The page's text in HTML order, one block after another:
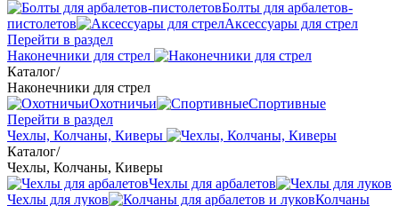
Болты для арбалетов-
пистолетов
Аксессуары для стрел
Перейти в раздел
Наконечники для стрел
Каталог/
Наконечники для стрел
Охотничьи
Спортивные
Перейти в раздел
Чехлы, Колчаны, Киверы
Каталог/
Чехлы, Колчаны, Киверы
Чехлы для арбалетов
Чехлы для луков
Колчаны